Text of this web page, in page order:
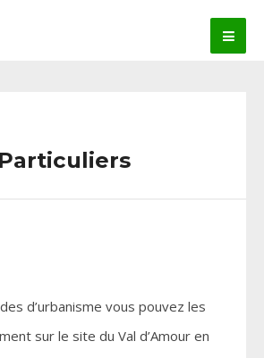
Particuliers
d’urbanisme vous pouvez les
sur le site du Val d’Amour en